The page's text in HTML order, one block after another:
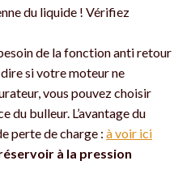
du liquide ! Vérifiez
de la fonction anti retour
dire si votre moteur ne
vous pouvez choisir
du bulleur. L’avantage du
perte de charge : à voir ici
à la pression